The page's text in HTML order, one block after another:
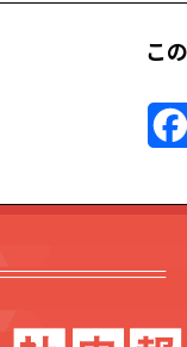
こ